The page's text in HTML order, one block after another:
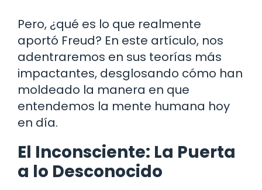
Pero, ¿qué es lo que realmente
aportó Freud? En este artículo, nos
adentraremos en sus teorías más
impactantes, desglosando cómo han
moldeado la manera en que
entendemos la mente humana hoy
en día.
El Inconsciente: La Puerta
a lo Desconocido